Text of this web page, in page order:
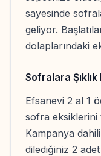
sayesinde
geliyor.
dolaplarındaki
Sofralara
Efsanevi 2 al 1
sofra eksiklerini
Kampanya
dilediğiniz 2